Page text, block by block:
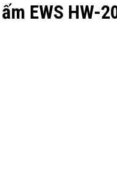
EWS HW-